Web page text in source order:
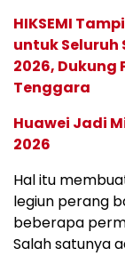
HIKSEMI
untuk Seluruh
2026, Dukung
Tenggara
Huawei Jadi
2026
Hal itu
legiun perang
beberapa
Salah satunya